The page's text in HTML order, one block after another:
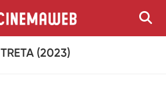
TRETA (2023)